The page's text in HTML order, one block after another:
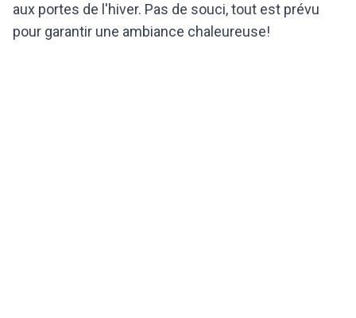
aux portes de l'hiver. Pas de souci, tout est prévu
pour garantir une ambiance chaleureuse!